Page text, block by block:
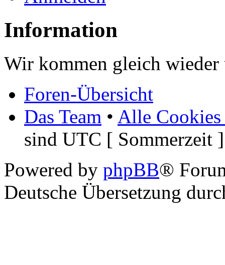
Information
Wir kommen gleich wieder
Foren-Übersicht
Das Team•Alle Cookies
sind UTC [ Sommerzeit ]
Powered by phpBB®
Deutsche Übersetzung